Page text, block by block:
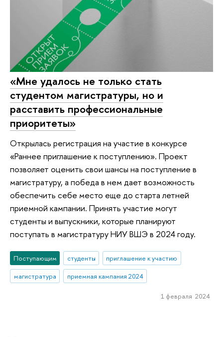
«Мне удалось не только стать
студентом магистратуры, но и
расставить профессиональные
приоритеты»
Открылась регистрация на участие в конкурсе
«Раннее приглашение к поступлению». Проект
позволяет оценить свои шансы на поступление в
магистратуру, а победа в нем дает возможность
обеспечить себе место еще до старта летней
приемной кампании. Принять участие могут
студенты и выпускники, которые планируют
поступать в магистратуру НИУ ВШЭ в 2024 году.
Поступающим студенты
приглашение к участию
магистратура
приемная кампания 2024
1 февраля 2024